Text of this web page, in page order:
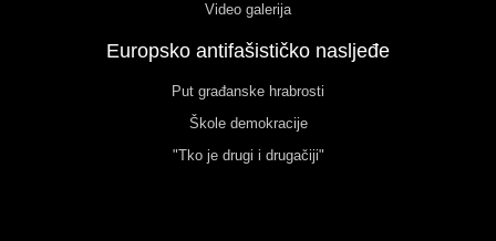
Video galerija
Europsko antifašističko nasljeđe
Put građanske hrabrosti
Škole demokracije
"Tko je drugi i drugačiji"